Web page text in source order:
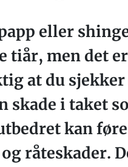
eller
tiår, men det er
at du sjekker
skade i taket
kan
råteskader.